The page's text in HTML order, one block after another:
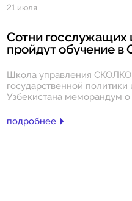
21 июля
Сотни госслужащих
пройдут обучение
Школа управления
государственной
Узбекистана меморандум о
подробнее